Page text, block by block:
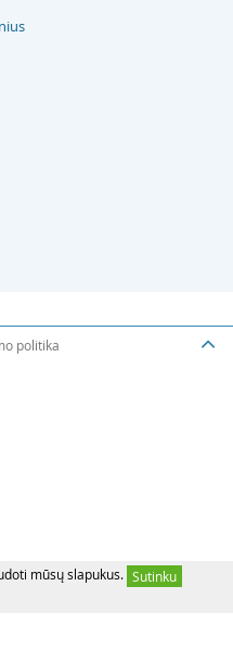
mūsų slapukus. Sutinku
politika